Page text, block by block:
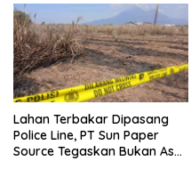
Lahan Terbakar Dipasang
Police Line, PT Sun Paper
Source Tegaskan Bukan Aset